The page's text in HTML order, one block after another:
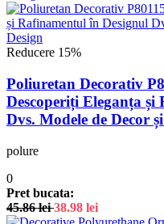
Reducere 15%
Poliuretan Decorativ
Descoperiți Eleganța
Dvs. Modele de Decor
polure
0
Pret bucata:
45.86lei 38.98 lei